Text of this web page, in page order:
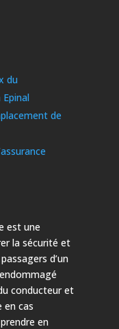
du
de
est une
la sécurité et
d’un
conducteur et
en cas
en